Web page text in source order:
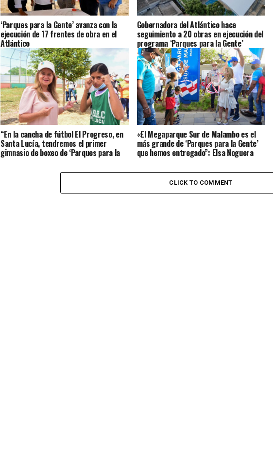
‘Parques para la Gente’ avanza con la
ejecución de 17 frentes de obra en el
Atlántico
Gobernadora del Atlántico hace
seguimiento a 20 obras en ejecución del
programa ‘Parques para la Gente’
“En la cancha de fútbol El Progreso, en
Santa Lucía, tendremos el primer
gimnasio de boxeo de ‘Parques para la
«El Megaparque Sur de Malambo es el
más grande de ‘Parques para la Gente’
que hemos entregado”: Elsa Noguera
CLICK TO COMMENT